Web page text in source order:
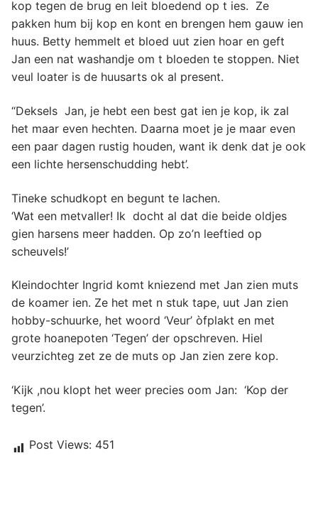
kop tegen de brug en leit bloedend op t ies. Ze
pakken hum bij kop en kont en brengen hem gauw ien
huus. Betty hemmelt et bloed uut zien hoar en geft
Jan een nat washandje om t bloeden te stoppen. Niet
veul loater is de huusarts ok al present.
“Deksels Jan, je hebt een best gat ien je kop, ik zal
het maar even hechten. Daarna moet je je maar even
een paar dagen rustig houden, want ik denk dat je ook
een lichte hersenschudding hebt’.
Tineke schudkopt en begunt te lachen.
‘Wat een metvaller! Ik docht al dat die beide oldjes
gien harsens meer hadden. Op zo’n leeftied op
scheuvels!’
Kleindochter Ingrid komt kniezend met Jan zien muts
de koamer ien. Ze het met n stuk tape, uut Jan zien
hobby-schuurke, het woord ‘Veur’ òfplakt en met
grote hoanepoten ‘Tegen’ der opschreven. Hiel
veurzichteg zet ze de muts op Jan zien zere kop.
‘Kijk ,nou klopt het weer precies oom Jan: ‘Kop der
tegen’.
Post Views: 451